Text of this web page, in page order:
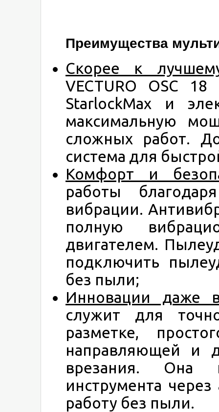
Преимущества
Скорее к
VECTURO OSC
StarlockMax и
максимальную
сложных работ.
система для
Комфорт и
работы
вибрации.
полную
двигателем.
подключить
без пыли;
Инновации даже
служит для
разметке,
направляющей и
врезания. Она
инструмента
работу без пыли.